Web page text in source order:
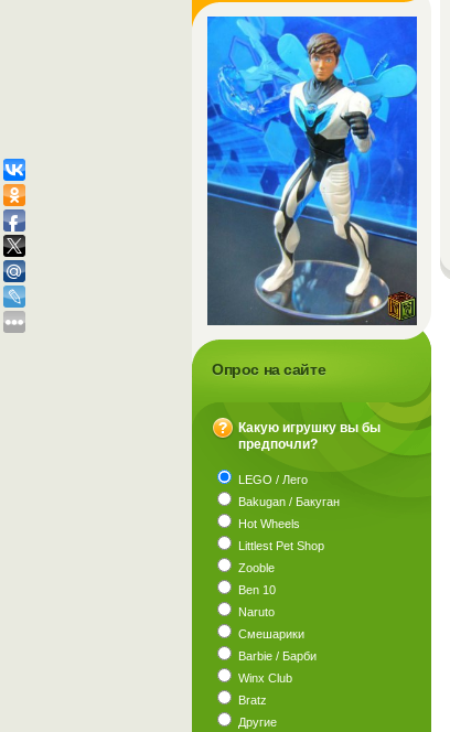
Опрос на сайте
Какую игрушку вы бы
предпочли?
LEGO / Лего
Bakugan / Бакуган
Hot Wheels
Littlest Pet Shop
Zooble
Ben 10
Naruto
Смешарики
Barbie / Барби
Winx Club
Bratz
Другие